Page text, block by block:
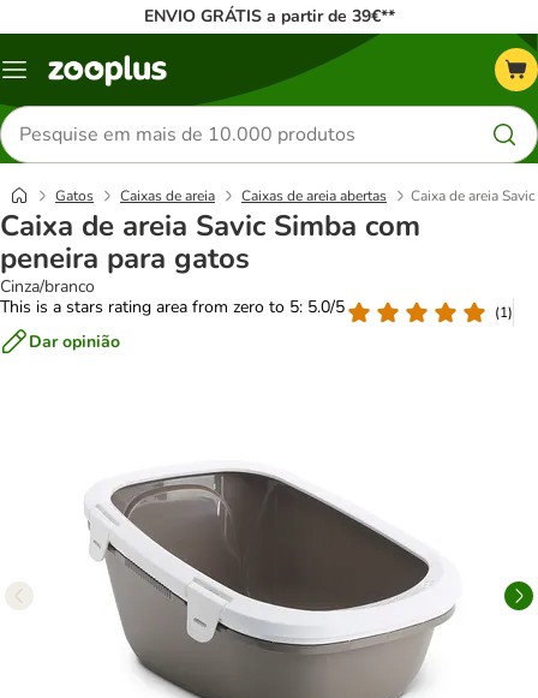
ENVIO GRÁTIS a partir de 39€**
Menu
Pesquisar
produtos
Gatos Caixas de areia Caixas de areia abertas Caixa de areia
Caixa de areia Savic Simba com
peneira para gatos
Cinza/branco
This is a stars rating area from zero to 5: 5.0/5
(1)
Dar opinião